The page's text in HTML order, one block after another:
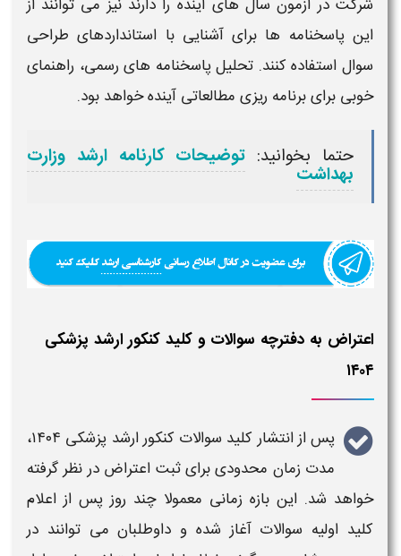
شرکت درآزمون سال های آینده را دارند نیز می توانند از
اینپاسخنامه ها برای آشنایی با استانداردهای طراحی
سوال استفاده کنند. تحلیلپاسخنامه های رسمی، راهنمای
خوبی برای برنامه ریزی مطالعاتی آینده خواهد بود.
حتما بخوانید: توضیحات کارنامه ارشد وزارت
بهداشت
اعتراض به دفترچه سوالات و کلید کنکور ارشد پزشکی
۱۴۰۴
پس ازانتشار کلید سوالات کنکور ارشد پزشکی ۱۴۰۴
،
مدت زمان محدودی برای ثبت اعتراضدر نظر گرفته
خواهد شد. این بازه زمانی معمولا چند روز پس از اعلام
کلید اولیه سوالاتآغاز شده و داوطلبان می توانند در